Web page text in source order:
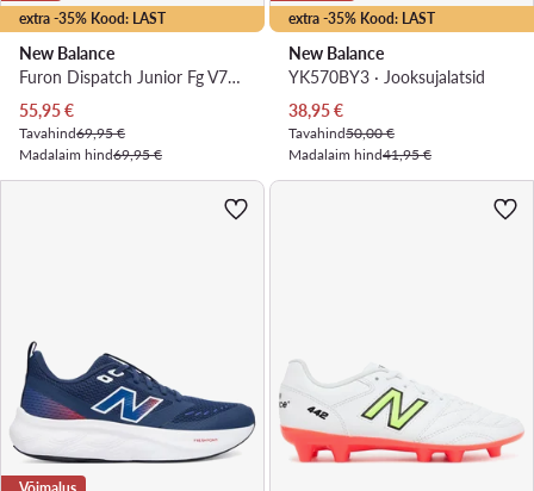
extra -35% Kood: LAST
New Balance
Furon Dispatch Junior Fg V7+ SJF3FZ75 · Jalgpallijalatsid
Praegune hind
55,95€
Tavahind69,95 €
Madalaim hind69,95 €
extra -35% Kood: LAST
New Balance
YK570BY3 · Jooksujalatsid
Praegune hind
38,95€
Tavahind50,00 €
Madalaim hind41,95 €